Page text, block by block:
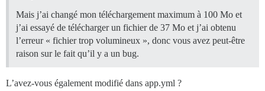
Mais j’ai changé mon téléchargement maximum à 100 Mo et
j’ai essayé de télécharger un fichier de 37 Mo et j’ai obtenu
l’erreur « fichier trop volumineux », donc vous avez peut-être
raison sur le fait qu’il y a un bug.
L’avez-vous également modifié dans app.yml ?